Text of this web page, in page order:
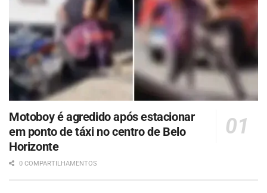
Motoboy é agredido após estacionar
em ponto de táxi no centro de Belo
Horizonte
0 COMPARTILHAMENTOS